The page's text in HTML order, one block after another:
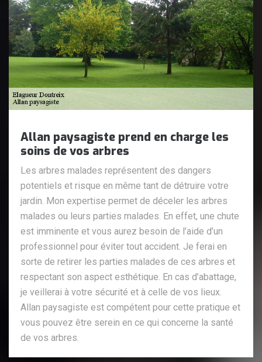
Allan paysagiste prend en charge les
soins de vos arbres
Les arbres malades représentent des dangers
potentiels et risque en même tant de détruire votre
jardin. Mon expertise permet de déceler les arbres
malades ou leurs parties malades. En effet, une chute
est imminente et vous aurez besoin de l’aide d’un
professionnel pour éviter tout accident. Je ferai en
sorte de retirer les parties malades de ces arbres et
respectant son aspect esthétique. En cas d’abattage,
je veillerai à votre sécurité et à celle de vos lieux.
Allan paysagiste est compétent pour cette pratique et
vous pouvez être serein en ce qui concerne la santé
de vos arbres.